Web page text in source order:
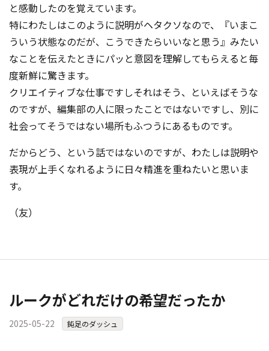
と感動したのを覚えています。
特にわたしはこのように説明がヘタクソなので、『いまこ
ういう状態なのだが、こうできたらいいなと思う』みたい
なことを伝えたときにパッと意図を理解してもらえると毎
度新鮮に驚きます。
クリエイティブな仕事ですしそれはそう、といえばそうな
のですが、編集部の人に限ったことではないですし、別に
社会ってそうではない場所もふつうにあるものです。
だからどう、という話ではないのですが、わたしは説明や
表現が上手くなれるように日々精進を重ねたいと思いま
す。
（友）
ルークがどれだけの希望だったか
2025-05-22 鈍足のダッシュ